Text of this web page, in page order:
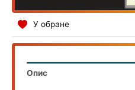
У обране
Опис